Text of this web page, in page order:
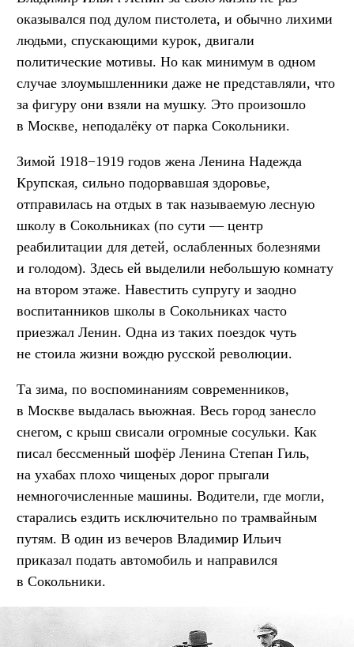
оказывался под дулом пистолета, и обычно лихими
людьми, спускающими курок, двигали
политические мотивы. Но как минимум в одном
случае злоумышленники даже не представляли, что
за фигуру они взяли на мушку. Это произошло
в Москве, неподалёку от парка Сокольники.
Зимой 1918−1919 годов жена Ленина Надежда
Крупская, сильно подорвавшая здоровье,
отправилась на отдых в так называемую лесную
школу в Сокольниках (по сути — центр
реабилитации для детей, ослабленных болезнями
и голодом). Здесь ей выделили небольшую комнату
на втором этаже. Навестить супругу и заодно
воспитанников школы в Сокольниках часто
приезжал Ленин. Одна из таких поездок чуть
не стоила жизни вождю русской революции.
Та зима, по воспоминаниям современников,
в Москве выдалась вьюжная. Весь город занесло
снегом, с крыш свисали огромные сосульки. Как
писал бессменный шофёр Ленина Степан Гиль,
на ухабах плохо чищеных дорог прыгали
немногочисленные машины. Водители, где могли,
старались ездить исключительно по трамвайным
путям. В один из вечеров Владимир Ильич
приказал подать автомобиль и направился
в Сокольники.